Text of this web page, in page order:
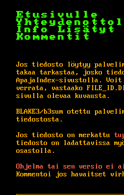
Etusivulle
Info
Lisätyt
Kommentit
Jos tiedosto löytyy
takaa tarkastaa, josko
ApajaIndex-sivustolla. Voit
verrata, vastaako
sivulla olevaa kuvausta.
BLAKE3/b3sum otettu
tiedostosta.
Jos tiedosto on merkattu
tiedosto on ladattavissa
osastolla.
Ohjelma tai sen versio ei
Kommentoi jos havaitset